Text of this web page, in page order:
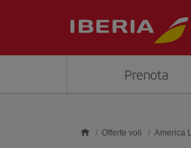
Prenota
Offerte voli America